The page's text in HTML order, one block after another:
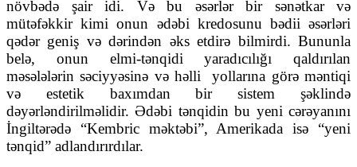
növbədə şair idi. Və bu əsərlər bir sənətkar və
mütəfəkkir kimi onun ədəbi kredosunu bədii əsərləri
qədər geniş və dərindən əks etdirə bilmirdi. Bununla
belə, onun elmi-tənqidi yaradıcılığı qaldırılan
məsələlərin səciyyəsinə və həlli
yollarına görə məntiqi
və estetik baxımdan bir sistem şəklində
dəyərləndirilməlidir. Ədəbi tənqidin bu yeni cərəyanını
İngiltərədə “Kembric məktəbi”, Amerikada isə “yeni
tənqid” adlandırırdılar.